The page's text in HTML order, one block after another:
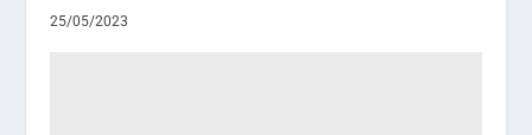
25/05/2023